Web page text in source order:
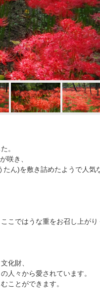
。
咲き、
ん)を敷き詰めたようで人気
重をお召し上がり
化財、
人々から愛されています。
ことができます。